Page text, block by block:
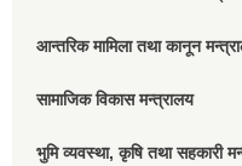
आन्तरिक मामिला तथा कानून
सामाजिक विकास मन्त्रालय
भुमि व्यवस्था, कृषि तथा सहकारी